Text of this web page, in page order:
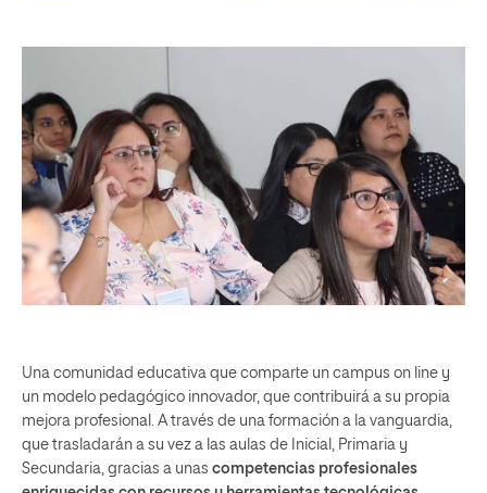
Una comunidad educativa que comparte un campus on line y
un modelo pedagógico innovador, que contribuirá a su propia
mejora profesional. A través de una formación a la vanguardia,
que trasladarán a su vez a las aulas de Inicial, Primaria y
Secundaria, gracias a unas competencias profesionales